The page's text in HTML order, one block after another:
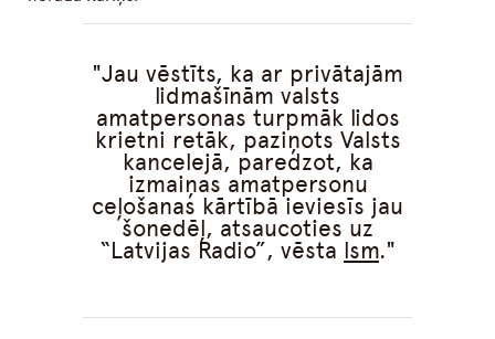
Jau vēstīts, ka ar privātajām
lidmašīnām valsts
amatpersonas turpmāk lidos
krietni retāk, paziņots Valsts
kancelejā, paredzot, ka
izmaiņas amatpersonu
ceļošanas kārtībā ieviesīs jau
šonedēļ, atsaucoties uz
“Latvijas Radio”, vēsta lsm.